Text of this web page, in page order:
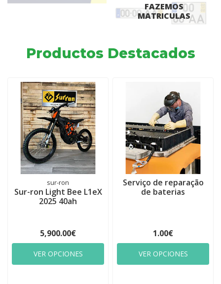
FAZEMOS
MATRICULAS
Productos Destacados
sur-ron
Sur-ron Light Bee L1eX
2025 40ah
5,900.00€
VER OPCIONES
Serviço de reparação
de baterias
1.00€
VER OPCIONES